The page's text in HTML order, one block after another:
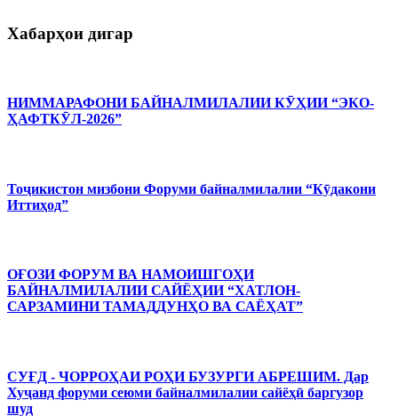
Хабарҳои дигар
НИММАРАФОНИ БАЙНАЛМИЛАЛИИ КӮҲИИ “ЭКО-
ҲАФТКӮЛ-2026”
Тоҷикистон мизбони Форуми байналмилалии “Кӯдакони
Иттиҳод”
ОҒОЗИ ФОРУМ ВА НАМОИШГОҲИ
БАЙНАЛМИЛАЛИИ САЙЁҲИИ “ХАТЛОН-
САРЗАМИНИ ТАМАДДУНҲО ВА САЁҲАТ”
СУҒД - ЧОРРОҲАИ РОҲИ БУЗУРГИ АБРЕШИМ. Дар
Хуҷанд форуми сеюми байналмилалии сайёҳӣ баргузор
шуд